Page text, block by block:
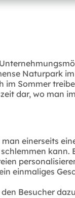
Naturpark
Sommer
dar, wo man
einerseits
kann.
einmaliges
Besucher